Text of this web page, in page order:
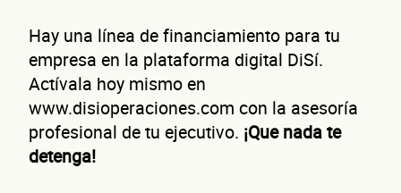
Hay una línea de financiamiento para tu
empresa en la plataforma digital DiSí.
Actívala hoy mismo en
www.disioperaciones.com con la asesoría
profesional de tu ejecutivo. ¡Que nada te
detenga!